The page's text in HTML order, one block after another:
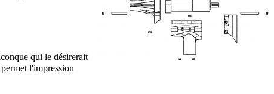
qui le désirerait
l'impression